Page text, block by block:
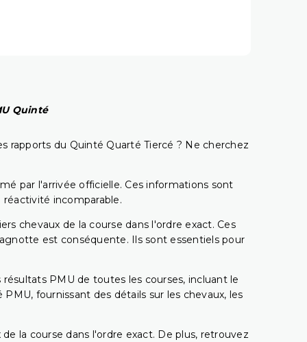
Quinté
rapports du Quinté Quarté Tiercé ? Ne cherchez
par l'arrivée officielle. Ces informations sont
incomparable.
chevaux de la course dans l'ordre exact. Ces
est conséquente. Ils sont essentiels pour
PMU de toutes les courses, incluant le
fournissant des détails sur les chevaux, les
la course dans l'ordre exact. De plus, retrouvez